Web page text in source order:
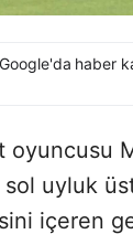
Google'da haber
oyuncusu
uyluk
içeren